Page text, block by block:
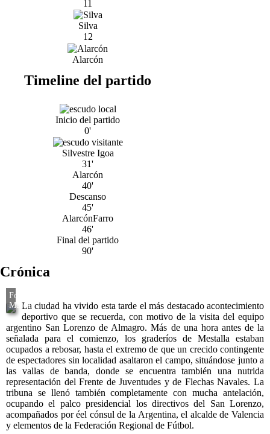
11
Silva
12
Alarcón
Timeline del partido
Inicio del partido
0'
Silvestre Igoa
31'
Alarcón
40'
Descanso
45'
AlarcónFarro
46'
Final del partido
90'
Crónica
La ciudad ha vivido esta tarde el más destacado acontecimiento
deportivo que se recuerda, con motivo de la visita del equipo
argentino San Lorenzo de Almagro. Más de una hora antes de la
señalada para el comienzo, los graderíos de Mestalla estaban
ocupados a rebosar, hasta el extremo de que un crecido contingente
de espectadores sin localidad asaltaron el campo, situándose junto a
las vallas de banda, donde se encuentra también una nutrida
representación del Frente de Juventudes y de Flechas Navales. La
tribuna se llenó también completamente con mucha antelación,
ocupando el palco presidencial los directivos del San Lorenzo,
acompañados por éel cónsul de la Argentina, el alcalde de Valencia
y elementos de la Federación Regional de Fútbol.